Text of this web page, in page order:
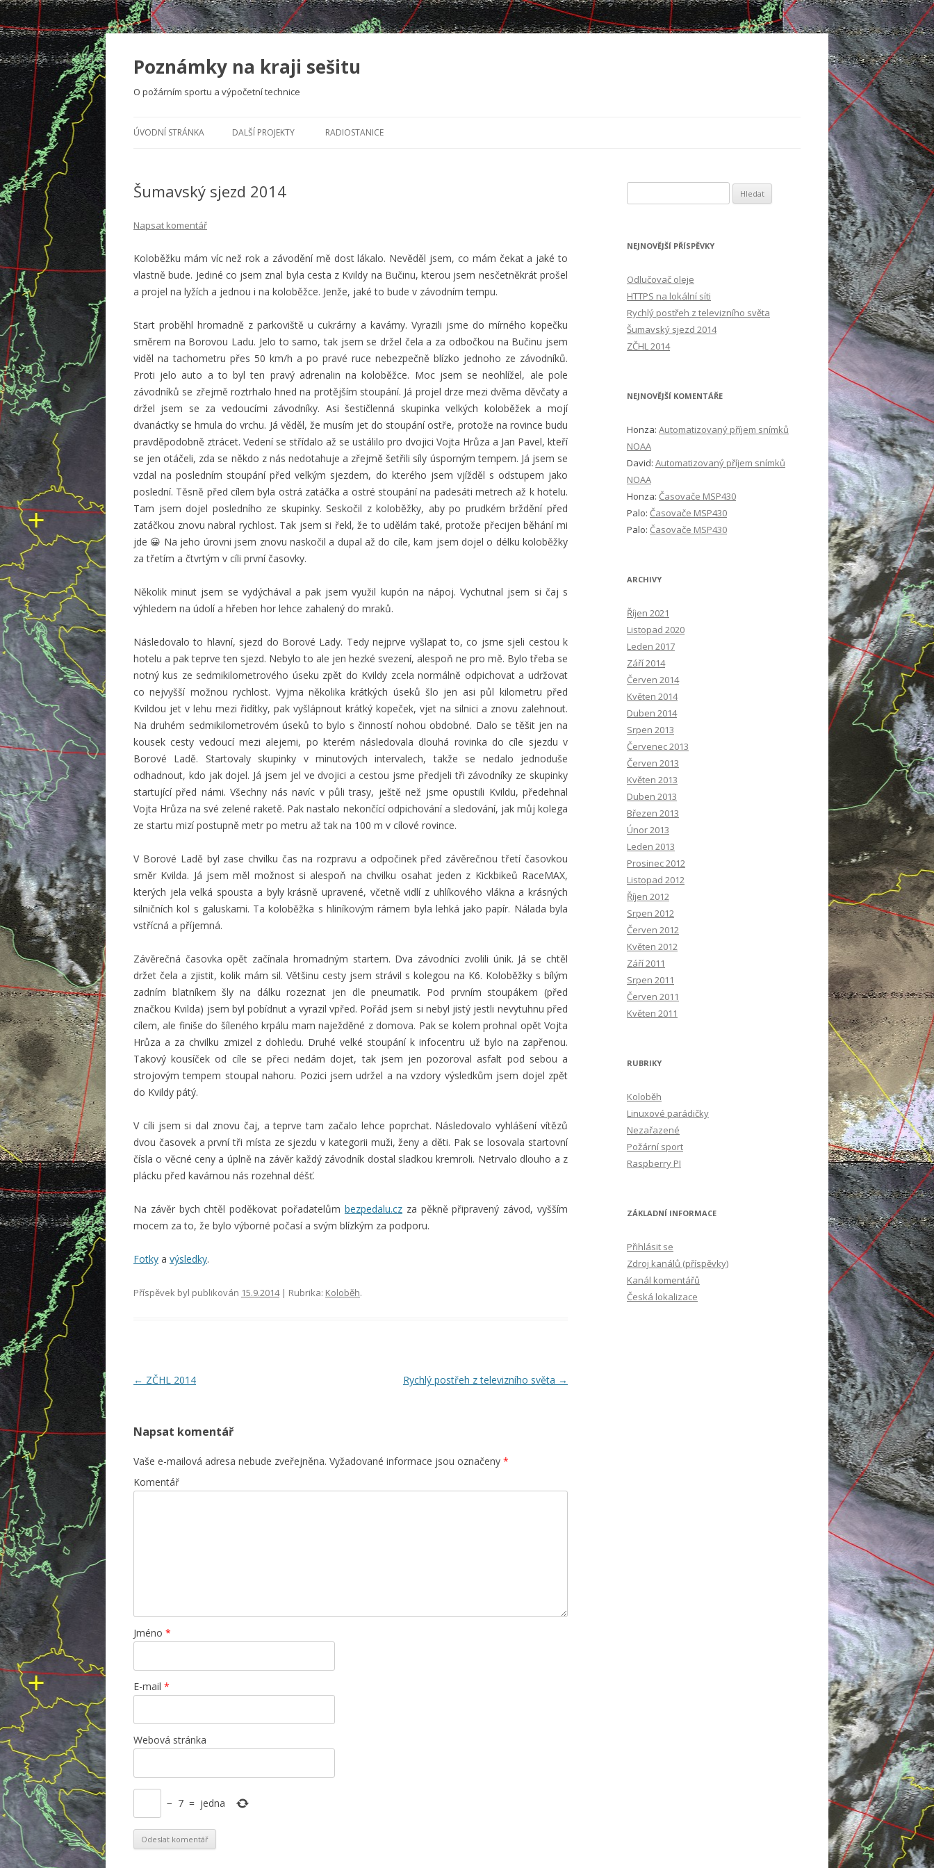
Poznámky na kraji sešitu
O požárním sportu a výpočetní technice
ÚVODNÍ STRÁNKA DALŠÍ PROJEKTY RADIOSTANICE
Šumavský sjezd 2014
Napsat komentář
Koloběžku mám víc než rok a závodění mě dost lákalo. Nevěděl jsem, co mám čekat a jaké to
vlastně bude. Jediné co jsem znal byla cesta z Kvildy na Bučinu, kterou jsem nesčetněkrát prošel
a projel na lyžích a jednou i na koloběžce. Jenže, jaké to bude v závodním tempu.
Start proběhl hromadně z parkoviště u cukrárny a kavárny. Vyrazili jsme do mírného kopečku
směrem na Borovou Ladu. Jelo to samo, tak jsem se držel čela a za odbočkou na Bučinu jsem
viděl na tachometru přes 50 km/h a po pravé ruce nebezpečně blízko jednoho ze závodníků.
Proti jelo auto a to byl ten pravý adrenalin na koloběžce. Moc jsem se neohlížel, ale pole
závodníků se zřejmě roztrhalo hned na protějším stoupání. Já projel drze mezi dvěma děvčaty a
držel jsem se za vedoucími závodníky. Asi šestičlenná skupinka velkých koloběžek a mojí
dvanáctky se hrnula do vrchu. Já věděl, že musím jet do stoupání ostře, protože na rovince budu
pravděpodobně ztrácet. Vedení se střídalo až se ustálilo pro dvojici Vojta Hrůza a Jan Pavel, kteří
se jen otáčeli, zda se někdo z nás nedotahuje a zřejmě šetřili síly úsporným tempem. Já jsem se
vzdal na posledním stoupání před velkým sjezdem, do kterého jsem vjížděl s odstupem jako
poslední. Těsně před cílem byla ostrá zatáčka a ostré stoupání na padesáti metrech až k hotelu.
Tam jsem dojel posledního ze skupinky. Seskočil z koloběžky, aby po prudkém brždění před
zatáčkou znovu nabral rychlost. Tak jsem si řekl, že to udělám také, protože přecijen běhání mi
jde 😀 Na jeho úrovni jsem znovu naskočil a dupal až do cíle, kam jsem dojel o délku koloběžky
za třetím a čtvrtým v cíli první časovky.
Několik minut jsem se vydýchával a pak jsem využil kupón na nápoj. Vychutnal jsem si čaj s
výhledem na údolí a hřeben hor lehce zahalený do mraků.
Následovalo to hlavní, sjezd do Borové Lady. Tedy nejprve vyšlapat to, co jsme sjeli cestou k
hotelu a pak teprve ten sjezd. Nebylo to ale jen hezké svezení, alespoň ne pro mě. Bylo třeba se
notný kus ze sedmikilometrového úseku zpět do Kvildy zcela normálně odpichovat a udržovat
co nejvyšší možnou rychlost. Vyjma několika krátkých úseků šlo jen asi půl kilometru před
Kvildou jet v lehu mezi řidítky, pak vyšlápnout krátký kopeček, vjet na silnici a znovu zalehnout.
Na druhém sedmikilometrovém úseků to bylo s činností nohou obdobné. Dalo se těšit jen na
kousek cesty vedoucí mezi alejemi, po kterém následovala dlouhá rovinka do cíle sjezdu v
Borové Ladě. Startovaly skupinky v minutových intervalech, takže se nedalo jednoduše
odhadnout, kdo jak dojel. Já jsem jel ve dvojici a cestou jsme předjeli tři závodníky ze skupinky
startující před námi. Všechny nás navíc v půli trasy, ještě než jsme opustili Kvildu, předehnal
Vojta Hrůza na své zelené raketě. Pak nastalo nekončící odpichování a sledování, jak můj kolega
ze startu mizí postupně metr po metru až tak na 100 m v cílové rovince.
V Borové Ladě byl zase chvilku čas na rozpravu a odpočinek před závěrečnou třetí časovkou
směr Kvilda. Já jsem měl možnost si alespoň na chvilku osahat jeden z Kickbikeů RaceMAX,
kterých jela velká spousta a byly krásně upravené, včetně vidlí z uhlíkového vlákna a krásných
silničních kol s galuskami. Ta koloběžka s hliníkovým rámem byla lehká jako papír. Nálada byla
vstřícná a příjemná.
Závěrečná časovka opět začínala hromadným startem. Dva závodníci zvolili únik. Já se chtěl
držet čela a zjistit, kolik mám sil. Většinu cesty jsem strávil s kolegou na K6. Koloběžky s bílým
zadním blatníkem šly na dálku rozeznat jen dle pneumatik. Pod prvním stoupákem (před
značkou Kvilda) jsem byl pobídnut a vyrazil vpřed. Pořád jsem si nebyl jistý jestli nevytuhnu před
cílem, ale finiše do šíleného krpálu mam naježděné z domova. Pak se kolem prohnal opět Vojta
Hrůza a za chvilku zmizel z dohledu. Druhé velké stoupání k infocentru už bylo na zapřenou.
Takový kousíček od cíle se přeci nedám dojet, tak jsem jen pozoroval asfalt pod sebou a
strojovým tempem stoupal nahoru. Pozici jsem udržel a na vzdory výsledkům jsem dojel zpět
do Kvildy pátý.
V cíli jsem si dal znovu čaj, a teprve tam začalo lehce poprchat. Následovalo vyhlášení vítězů
dvou časovek a první tři místa ze sjezdu v kategorii muži, ženy a děti. Pak se losovala startovní
čísla o věcné ceny a úplně na závěr každý závodník dostal sladkou kremroli. Netrvalo dlouho a z
plácku před kavárnou nás rozehnal déšť.
Na závěr bych chtěl poděkovat pořadatelům bezpedalu.czza pěkně připravený závod, vyšším
mocem za to, že bylo výborné počasí a svým blízkým za podporu.
Fotky a výsledky.
Příspěvek byl publikován 15.9.2014| Rubrika: Koloběh.
Navigace
← ZČHL 2014 Rychlý postřeh z televizního světa →
Napsat komentář
Vaše e-mailová adresa nebude zveřejněna. Vyžadované informace jsou označeny *
Komentář
Jméno *
E-mail *
Webová stránka
− 7 = jedna
NEJNOVĚJŠÍ PŘÍSPĚVKY
Odlučovač oleje
HTTPS na lokální síti
Rychlý postřeh z televizního světa
Šumavský sjezd 2014
ZČHL 2014
NEJNOVĚJŠÍ KOMENTÁŘE
Honza: Automatizovaný příjem snímků
NOAA
David: Automatizovaný příjem snímků
NOAA
Honza: Časovače MSP430
Palo: Časovače MSP430
Palo: Časovače MSP430
ARCHIVY
Říjen 2021
Listopad 2020
Leden 2017
Září 2014
Červen 2014
Květen 2014
Duben 2014
Srpen 2013
Červenec 2013
Červen 2013
Květen 2013
Duben 2013
Březen 2013
Únor 2013
Leden 2013
Prosinec 2012
Listopad 2012
Říjen 2012
Srpen 2012
Červen 2012
Květen 2012
Září 2011
Srpen 2011
Červen 2011
Květen 2011
RUBRIKY
Koloběh
Linuxové parádičky
Nezařazené
Požární sport
Raspberry PI
ZÁKLADNÍ INFORMACE
Přihlásit se
Zdroj kanálů (příspěvky)
Kanál komentářů
Česká lokalizace